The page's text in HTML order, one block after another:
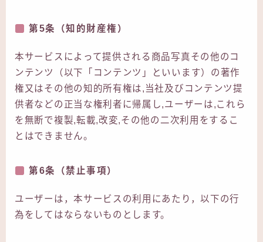
第5条（知的財産権）
本サービスによって提供される商品写真その他のコ
ンテンツ（以下「コンテンツ」といいます）の著作
権又はその他の知的所有権は,当社及びコンテンツ提
供者などの正当な権利者に帰属し,ユーザーは,これら
を無断で複製,転載,改変,その他の二次利用をするこ
とはできません。
第6条（禁止事項）
ユーザーは，本サービスの利用にあたり，以下の行
為をしてはならないものとします。